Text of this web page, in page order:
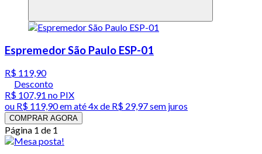
Espremedor São Paulo ESP-01
R$ 119,90
Desconto
R$ 107,91 no PIX
ou R$ 119,90em até4x de R$ 29,97 sem juros
COMPRAR AGORA
Página 1 de 1